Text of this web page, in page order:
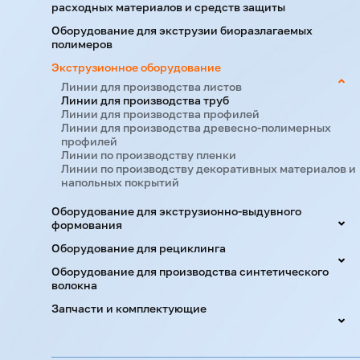
Линия включает высокопроизводительные
быстро перенастраиваться на другой
Производство
Более 3000 линий ежегодно поставляются
обеспечиваем полный цикл: от
ваши задачи. Подробнее на
расходных материалов и средств защиты
Оборудование для экструзии биоразлагаемых
полимеров
Экструзионное оборудование
Линии для производства листов
Линии для производства труб
Линии для производства профилей
Линии для производства древесно-полимерных
профилей
Линии по производству пленки
Линии по производству декоративных материалов и
напольных покрытий
Оборудование для экструзионно-выдувного
формования
Оборудование для рециклинга
Оборудование для производства синтетического
волокна
Запчасти и комплектующие